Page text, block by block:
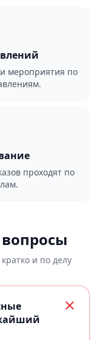
мероприятия по
проходят по
и по делу